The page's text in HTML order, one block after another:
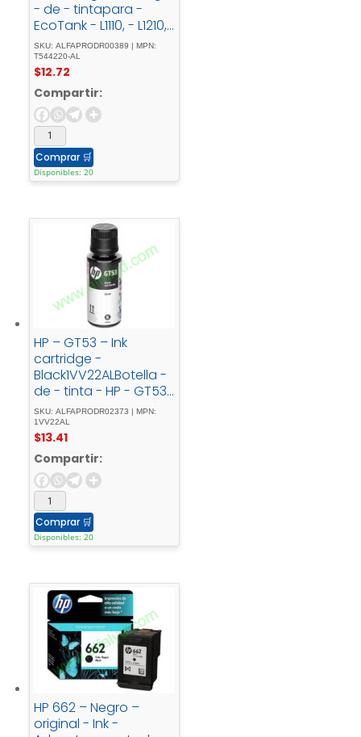
- de - tintapara -
EcoTank - L1110, - L1210,
- L3110, - L3150, - L3210,
- L3250, - L3260, -
L5290
SKU: ALFAPRODR00389 | MPN:
T544220-AL
$12.72
Compartir:
Comprar 🛒
Disponibles: 20
HP – GT53 – Ink
cartridge -
Black1VV22ALBotella -
de - tinta - HP - GT53
- Negro - 4,000 - Págs
SKU: ALFAPRODR02373 | MPN:
1VV22AL
$13.41
Compartir:
Comprar 🛒
Disponibles: 20
HP 662 – Negro –
original - Ink -